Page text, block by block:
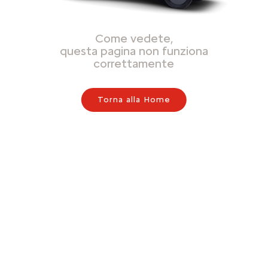
Come vedete,
questa pagina non funziona
correttamente
Torna alla Home